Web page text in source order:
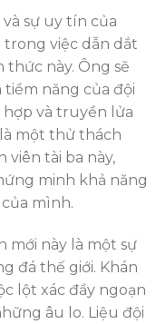
sự uy tín của
việc dẫn dắt
này. Ông sẽ
tiềm năng của đội
hợp và truyền lửa
một thử thách
viên tài ba này,
minh khả năng
mình.
mới này là một sự
đá thế giới. Khán
lột xác đầy ngoạn
âu lo. Liệu đội